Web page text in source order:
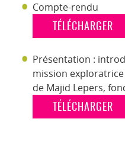
Compte-rendu
TÉLÉCHARGER
Présentation : i
mission
de Majid Lepers,
TÉLÉCHARGER